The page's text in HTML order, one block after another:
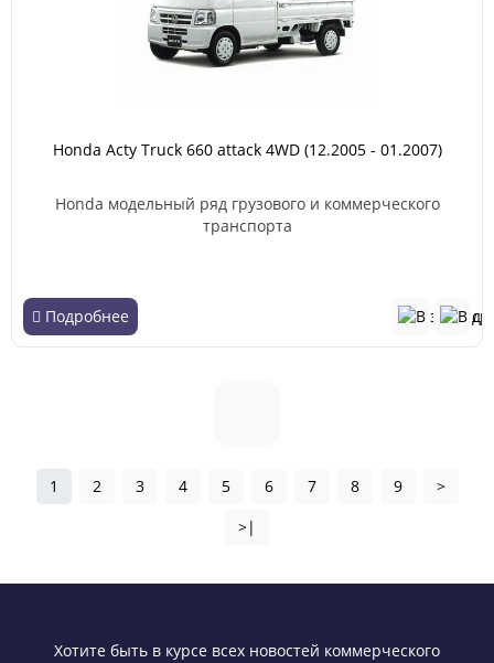
Honda Acty Truck 660 attack 4WD (12.2005 - 01.2007)
Honda модельный ряд грузового и коммерческого
транспорта
Подробнее
1 2 3 4 5 6 7 8 9
>
>|
Хотите быть в курсе всех новостей коммерческого